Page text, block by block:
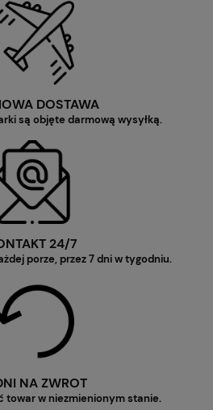
DOSTAWA
są objęte darmową wysyłką.
24/7
porze, przez 7 dni w tygodniu.
NA ZWROT
towar w niezmienionym stanie.